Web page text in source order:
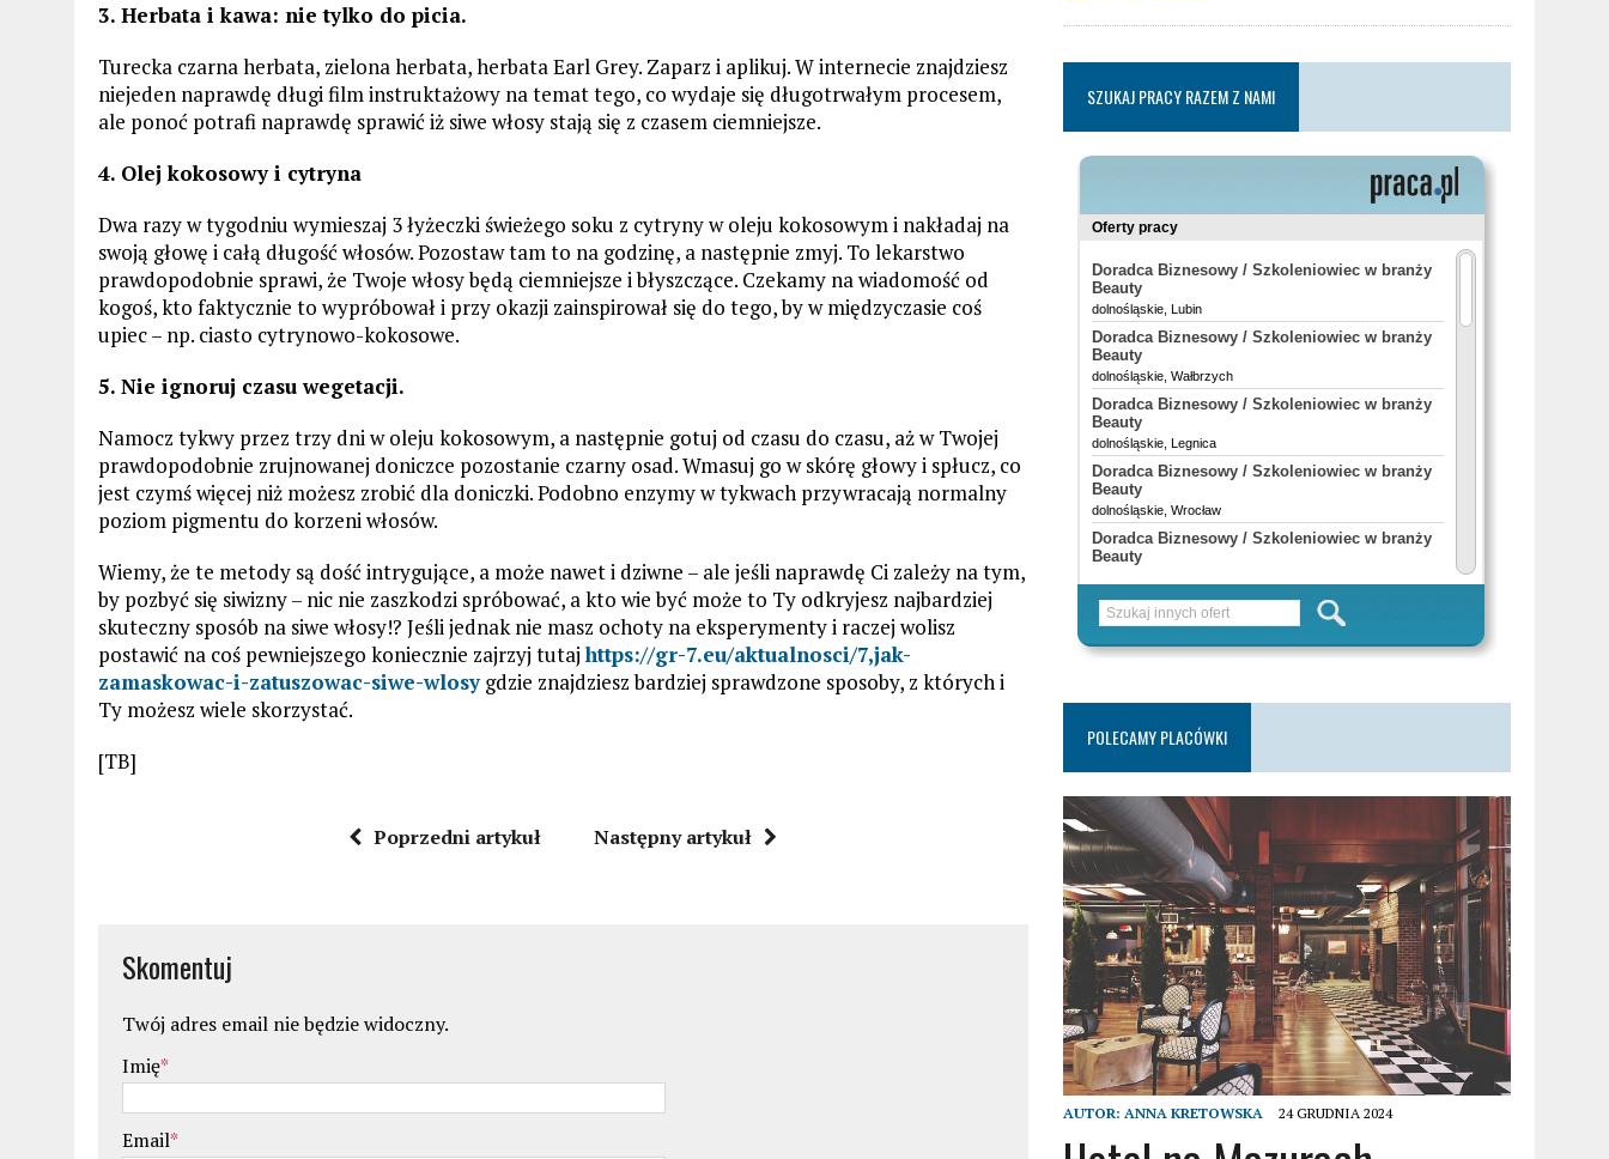
3. Herbata i kawa: nie tylko do picia.
Turecka czarna herbata, zielona herbata, herbata Earl Grey. Zaparz i aplikuj. W internecie znajdziesz
niejeden naprawdę długi film instruktażowy na temat tego, co wydaje się długotrwałym procesem,
ale ponoć potrafi naprawdę sprawić iż siwe włosy stają się z czasem ciemniejsze.
4. Olej kokosowy i cytryna
Dwa razy w tygodniu wymieszaj 3 łyżeczki świeżego soku z cytryny w oleju kokosowym i nakładaj na
swoją głowę i całą długość włosów. Pozostaw tam to na godzinę, a następnie zmyj. To lekarstwo
prawdopodobnie sprawi, że Twoje włosy będą ciemniejsze i błyszczące. Czekamy na wiadomość od
kogoś, kto faktycznie to wypróbował i przy okazji zainspirował się do tego, by w międzyczasie coś
upiec – np. ciasto cytrynowo-kokosowe.
5. Nie ignoruj czasu wegetacji.
Namocz tykwy przez trzy dni w oleju kokosowym, a następnie gotuj od czasu do czasu, aż w Twojej
prawdopodobnie zrujnowanej doniczce pozostanie czarny osad. Wmasuj go w skórę głowy i spłucz, co
jest czymś więcej niż możesz zrobić dla doniczki. Podobno enzymy w tykwach przywracają normalny
poziom pigmentu do korzeni włosów.
Wiemy, że te metody są dość intrygujące, a może nawet i dziwne – ale jeśli naprawdę Ci zależy na tym,
by pozbyć się siwizny – nic nie zaszkodzi spróbować, a kto wie być może to Ty odkryjesz najbardziej
skuteczny sposób na siwe włosy!? Jeśli jednak nie masz ochoty na eksperymenty i raczej wolisz
postawić na coś pewniejszego koniecznie zajrzyj tutajhttps://gr-7.eu/aktualnosci/7,jak-
zamaskowac-i-zatuszowac-siwe-wlosygdzie znajdziesz bardziej sprawdzone sposoby, z których i
Ty możesz wiele skorzystać.
[TB]
Poprzedni artykuł Następny artykuł
Skomentuj
Twój adres email nie będzie widoczny.
Imię*
Email*
SZUKAJ PRACY RAZEM Z NAMI
POLECAMY PLACÓWKI
AUTOR: ANNA KRETOWSKA 24 GRUDNIA 2024